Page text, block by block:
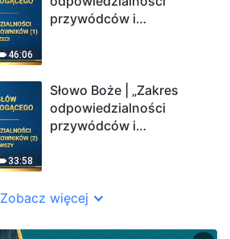
46:06
przywódców i
33:58
Słowo Boże | „Zakres
odpowiedzialności
przywódców i
Zobacz więcej